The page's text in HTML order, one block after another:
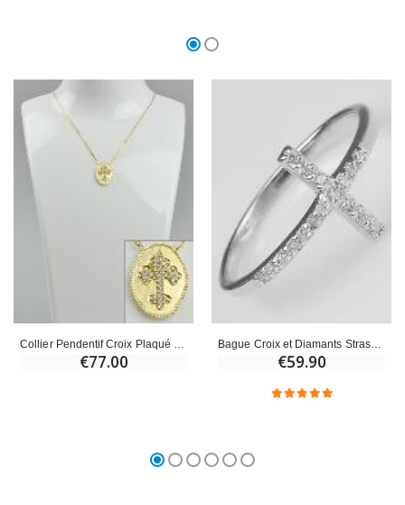
€77.00
Bague Croix et Diamants Strass - Argent Massif - Taille 58
€59.90